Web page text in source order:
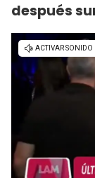
después